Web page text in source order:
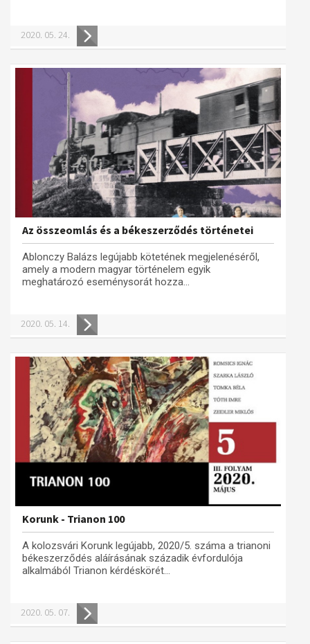
2020. 05. 24.
Az összeomlás és a békeszerződés történetei
Ablonczy Balázs legújabb kötetének megjelenéséről,
amely a modern magyar történelem egyik
meghatározó eseménysorát hozza...
2020. 05. 14.
Korunk - Trianon 100
A kolozsvári Korunk legújabb, 2020/5. száma a trianoni
békeszerződés aláírásának századik évfordulója
alkalmából Trianon kérdéskörét...
2020. 05. 07.